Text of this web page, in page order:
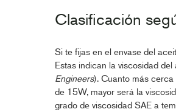
Clasificación
Si te fijas en el envase del
Estas indican la viscosidad
Engineers). Cuanto más cerca
de 15W, mayor será la
grado de viscosidad SAE a